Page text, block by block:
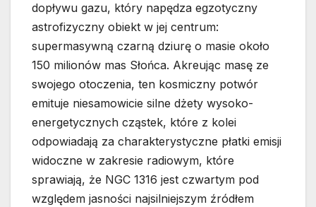
dopływu gazu, który napędza egzotyczny
astrofizyczny obiekt w jej centrum:
supermasywną czarną dziurę o masie około
150 milionów mas Słońca. Akreując masę ze
swojego otoczenia, ten kosmiczny potwór
emituje niesamowicie silne dżety wysoko-
energetycznych cząstek, które z kolei
odpowiadają za charakterystyczne płatki emisji
widoczne w zakresie radiowym, które
sprawiają, że NGC 1316 jest czwartym pod
względem jasności najsilniejszym źródłem